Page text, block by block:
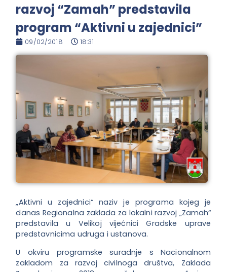
razvoj “Zamah” predstavila
program “Aktivni u zajednici”
09/02/2018 18:31
„Aktivni u zajednici“ naziv je programa kojeg je
danas Regionalna zaklada za lokalni razvoj „Zamah“
predstavila u Velikoj vijećnici Gradske uprave
predstavnicima udruga i ustanova.
U okviru programske suradnje s Nacionalnom
zakladom za razvoj civilnoga društva, Zaklada